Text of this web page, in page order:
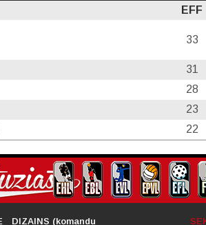
EFF
33
31
28
23
22
DIZAINS (komandu